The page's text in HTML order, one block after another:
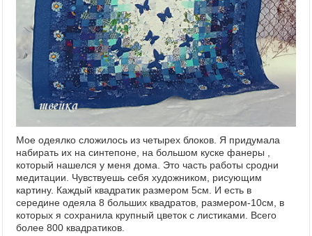
Мое одеялко сложилось из четырех блоков. Я придумала
набирать их на синтепоне, на большом куске фанеры ,
который нашелся у меня дома. Это часть работы сродни
медитации. Чувствуешь себя художником, рисующим
картину. Каждый квадратик размером 5см. И есть в
середине одеяла 8 больших квадратов, размером-10см, в
которых я сохранила крупный цветок с листиками. Всего
более 800 квадратиков.